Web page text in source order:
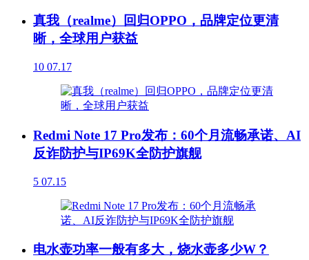
真我（realme）回归OPPO，品牌定位更清
晰，全球用户获益
10 07.17
Redmi Note 17 Pro发布：60个月流畅承诺、AI
反诈防护与IP69K全防护旗舰
5 07.15
电水壶功率一般有多大，烧水壶多少W？